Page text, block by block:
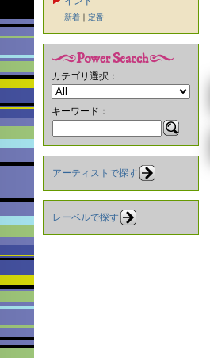
新着 ｜ 定番
カテゴリ選択：
キーワード：
アーティストで探す
レーベルで探す